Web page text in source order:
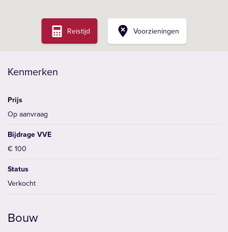
Reistijd Voorzieningen
Kenmerken
Prijs
Op aanvraag
Bijdrage VVE
€ 100
Status
Verkocht
Bouw